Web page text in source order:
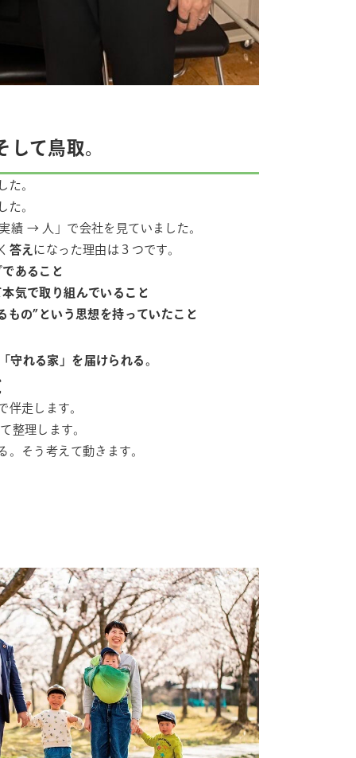
して鳥取。
た。
た。
→ 人」で会社を見ていました。
答え になった理由は３つです。
あること
気で取り組んでいること
もの”という思想を持っていたこと
守れる家」を届けられる。
伴走します。
理します。
。そう考えて動きます。